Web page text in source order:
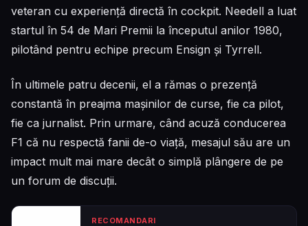
veteran cu experiență directă în cockpit. Needell a luat
startul în 54 de Mari Premii la începutul anilor 1980,
pilotând pentru echipe precum Ensign și Tyrrell.
În ultimele patru decenii, el a rămas o prezență
constantă în preajma mașinilor de curse, fie ca pilot,
fie ca jurnalist. Prin urmare, când acuză conducerea
F1 că nu respectă fanii de-o viață, mesajul său are un
impact mult mai mare decât o simplă plângere de pe
un forum de discuții.
RECOMANDARI